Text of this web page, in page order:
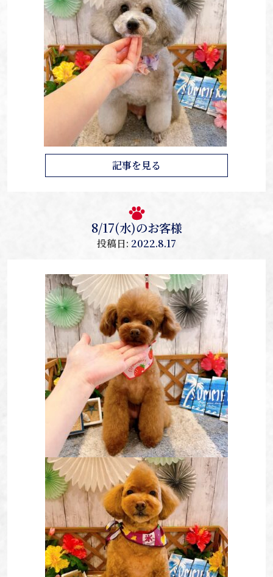
記事を見る
8/17(水)のお客様
投稿日: 2022.8.17